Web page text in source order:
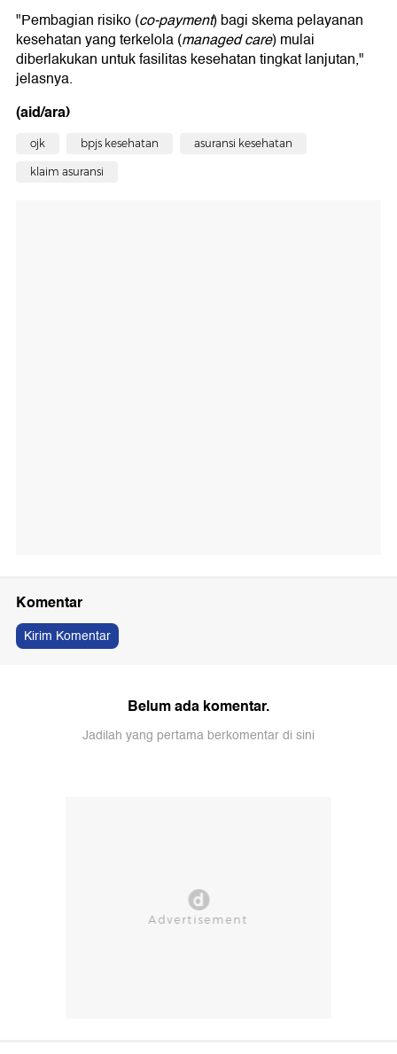
"Pembagian risiko (co-payment) bagi skema pelayanan
kesehatan yang terkelola (managed care) mulai
diberlakukan untuk fasilitas kesehatan tingkat lanjutan,"
jelasnya.
(aid/ara)
ojk bpjs kesehatan asuransi kesehatan
klaim asuransi
Komentar
Kirim Komentar
Belum ada komentar.
Jadilah yang pertama berkomentar di sini